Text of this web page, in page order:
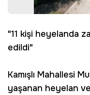
"11 kişi heyelanda
edildi"
Kamışlı Mahallesi
yaşanan heyelan